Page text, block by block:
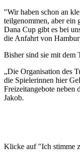
"Wir haben schon an
teilgenommen, aber ein
Dana Cup gibt es bei
die Anfahrt von
Bisher sind sie mit dem
„Die Organisation des
die Spielerinnen hier
Freizeitangebote neben
Jakob.
Klicke auf "Ich stimme